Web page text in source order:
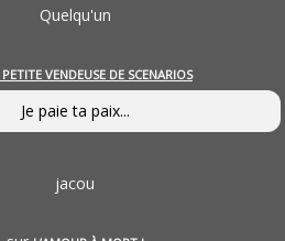
Quelqu'un
VENDEUSE DE SCENARIOS
Je paie ta paix...
jacou